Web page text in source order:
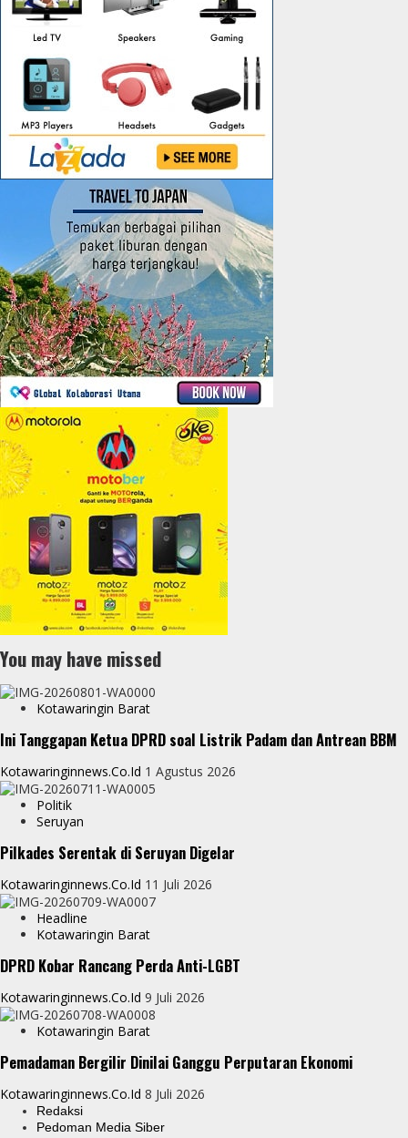
You may have missed
Kotawaringin Barat
Ini Tanggapan Ketua DPRD soal Listrik Padam dan Antrean BBM
Kotawaringinnews.co.id 1 Agustus 2026
Politik
Seruyan
Pilkades Serentak di Seruyan Digelar
Kotawaringinnews.co.id 11 Juli 2026
Headline
Kotawaringin Barat
DPRD Kobar Rancang Perda Anti-LGBT
Kotawaringinnews.co.id 9 Juli 2026
Kotawaringin Barat
Pemadaman Bergilir Dinilai Ganggu Perputaran Ekonomi
Kotawaringinnews.co.id 8 Juli 2026
Redaksi
Pedoman Media Siber